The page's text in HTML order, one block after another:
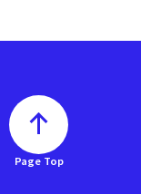
Page Top